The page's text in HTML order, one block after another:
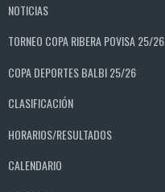
NOTICIAS
TORNEO COPA RIBERA POVISA 25/26
COPA DEPORTES BALBI 25/26
CLASIFICACIÓN
HORARIOS/RESULTADOS
CALENDARIO